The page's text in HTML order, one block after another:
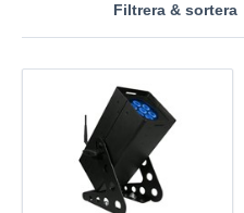
Filtrera & sortera